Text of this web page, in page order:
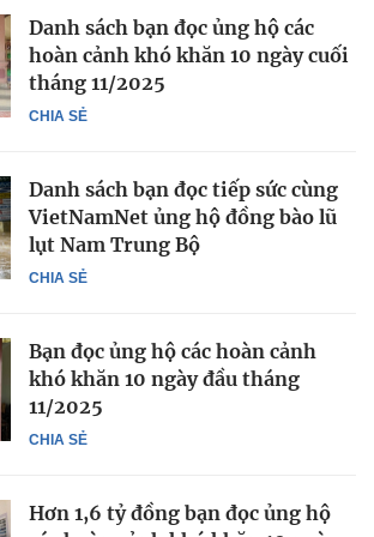
CHIA SẺ
Danh sách bạn đọc ủng hộ các
hoàn cảnh khó khăn 10 ngày cuối
tháng 11/2025
CHIA SẺ
Danh sách bạn đọc tiếp sức cùng
VietNamNet ủng hộ đồng bào lũ
lụt Nam Trung Bộ
CHIA SẺ
Bạn đọc ủng hộ các hoàn cảnh
khó khăn 10 ngày đầu tháng
11/2025
Hơn 1,6 tỷ đồng bạn đọc ủng hộ